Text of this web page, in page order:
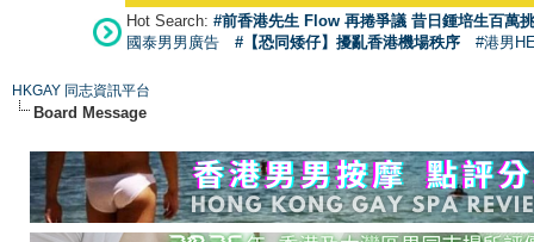
Hot Search: #前香港先生 Flow 再捲爭議 昔日鍾培生百萬
國泰男男廣告
#【恐同矮仔】擾亂香港機場秩序 #港男
HKGAY 同志資訊平台
Board Message